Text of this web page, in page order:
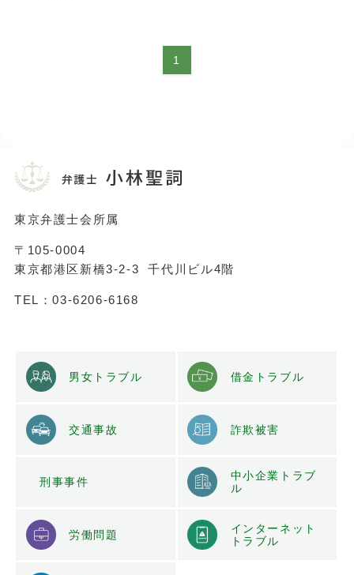
1
東京弁護士会所属
〒105-0004
東京都港区新橋3-2-3 千代川ビル4階
TEL：03-6206-6168
男女トラブル 借金トラブル
交通事故 詐欺被害
刑事事件
中小企業トラブ
ル
労働問題
インターネット
トラブル